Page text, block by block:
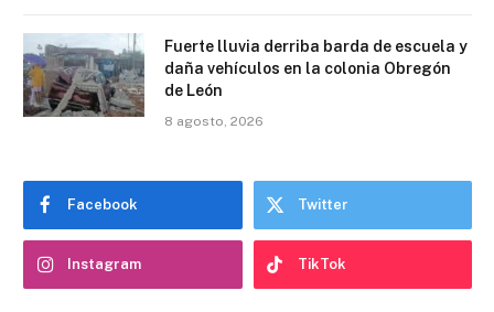
Fuerte lluvia derriba barda de escuela y
daña vehículos en la colonia Obregón
de León
8 agosto, 2026
Facebook Twitter
Instagram TikTok